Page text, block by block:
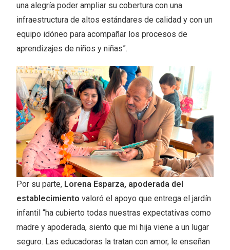
una alegría poder ampliar su cobertura con una
infraestructura de altos estándares de calidad y con un
equipo idóneo para acompañar los procesos de
aprendizajes de niños y niñas”.
Por su parte, Lorena Esparza, apoderada del
establecimiento valoró el apoyo que entrega el jardín
infantil “ha cubierto todas nuestras expectativas como
madre y apoderada, siento que mi hija viene a un lugar
seguro. Las educadoras la tratan con amor, le enseñan